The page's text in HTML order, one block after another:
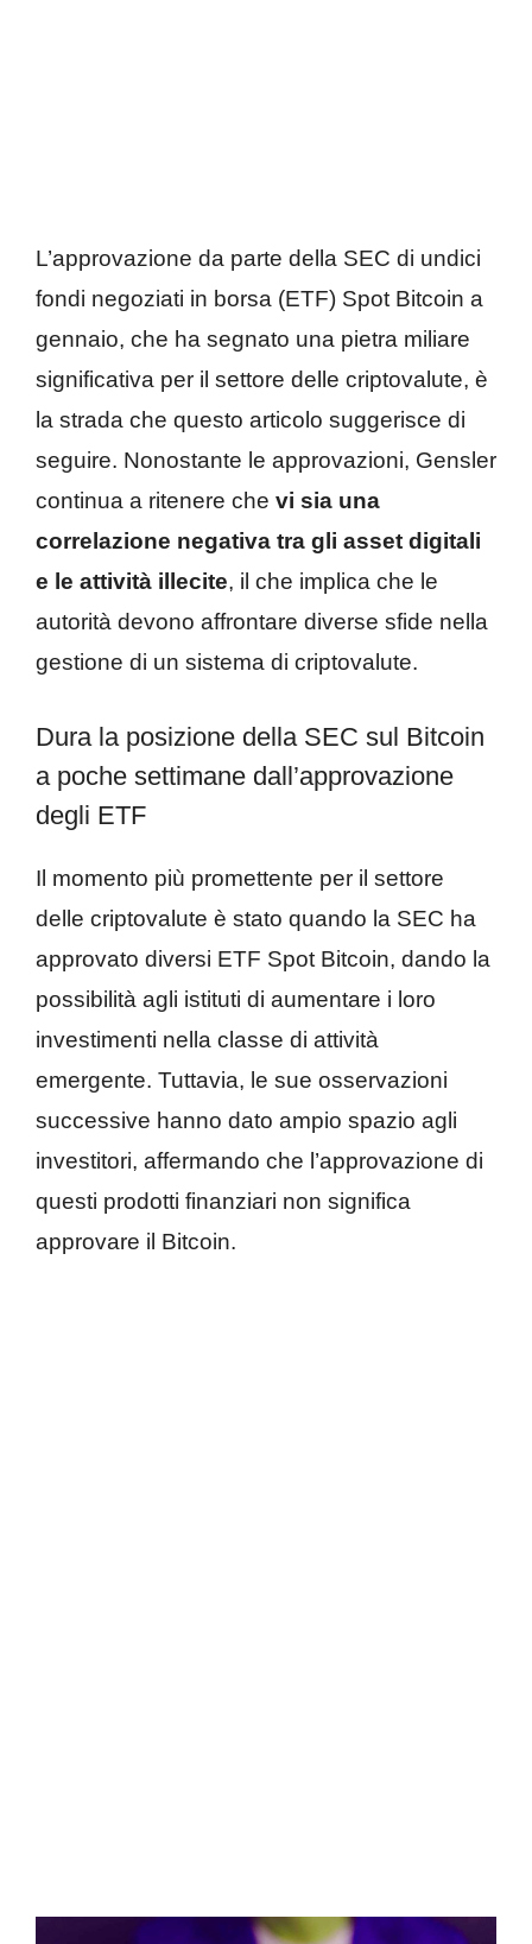
L’approvazione da parte della SEC di undici
fondi negoziati in borsa (ETF) Spot Bitcoin a
gennaio, che ha segnato una pietra miliare
significativa per il settore delle criptovalute, è
la strada che questo articolo suggerisce di
seguire. Nonostante le approvazioni, Gensler
continua a ritenere che vi sia una
correlazione negativa tra gli asset digitali
e le attività illecite, il che implica che le
autorità devono affrontare diverse sfide nella
gestione di un sistema di criptovalute.
Dura la posizione della SEC sul Bitcoin
a poche settimane dall’approvazione
degli ETF
Il momento più promettente per il settore
delle criptovalute è stato quando la SEC ha
approvato diversi ETF Spot Bitcoin, dando la
possibilità agli istituti di aumentare i loro
investimenti nella classe di attività
emergente. Tuttavia, le sue osservazioni
successive hanno dato ampio spazio agli
investitori, affermando che l’approvazione di
questi prodotti finanziari non significa
approvare il Bitcoin.